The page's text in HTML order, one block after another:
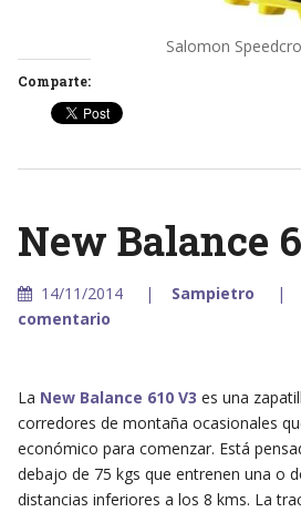
Salomon
Comparte:
New Balance
14/11/2014 Sampietro
comentario
La New Balance 610 V3 es una
corredores de montaña ocasionales
económico para comenzar. Está
debajo de 75 kgs que entrenen una o
distancias inferiores a los 8 kms. La